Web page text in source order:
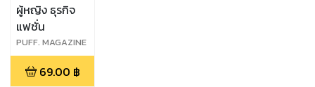
ผู้หญิง ธุรกิจ
แฟชั่น
PUFF. MAGAZINE
: INAUGURAL
ISSUE : MARCH
69.00 ฿